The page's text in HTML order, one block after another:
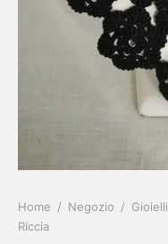
Home / Negozio / Gioielli
Riccia